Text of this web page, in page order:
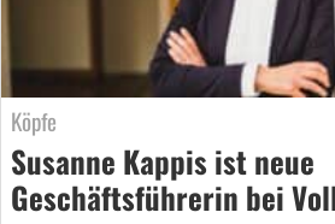
Köpfe
Susanne Kappis ist neue
Geschäftsführerin bei